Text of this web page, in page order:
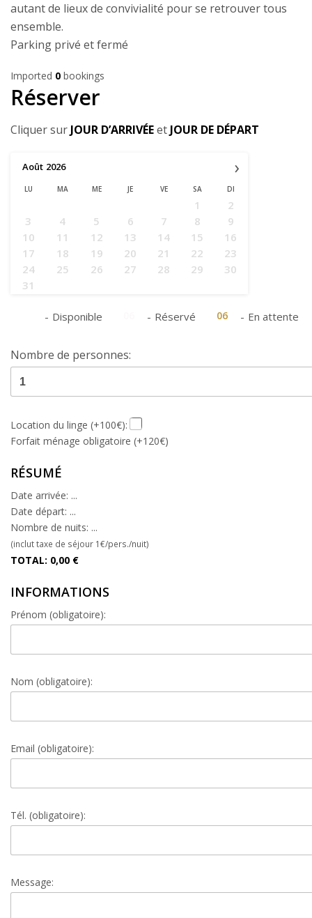
autant de lieux de convivialité pour se retrouver tous
ensemble.
Parking privé et fermé
Imported 0 bookings
Réserver
Cliquer sur JOUR D’ARRIVÉEet JOUR DE DÉPART
›
Août 2026
LU MA ME JE VE SA DI
1
2
3
4 5 6 7 8
9
10
11 12 13 14 15
16
17
18 19 20 21 22
23
24
25 26 27 28 29
30
31
- Disponible - Réservé 06 - En attente
Nombre de personnes:
Location du linge (+100€):
Forfait ménage obligatoire (+120€)
RÉSUMÉ
Date arrivée: ...
Date départ: ...
Nombre de nuits: ...
(inclut taxe de séjour 1€/pers./nuit)
TOTAL: 0,00 €
INFORMATIONS
Prénom (obligatoire):
Nom (obligatoire):
Email (obligatoire):
Tél. (obligatoire):
Message: